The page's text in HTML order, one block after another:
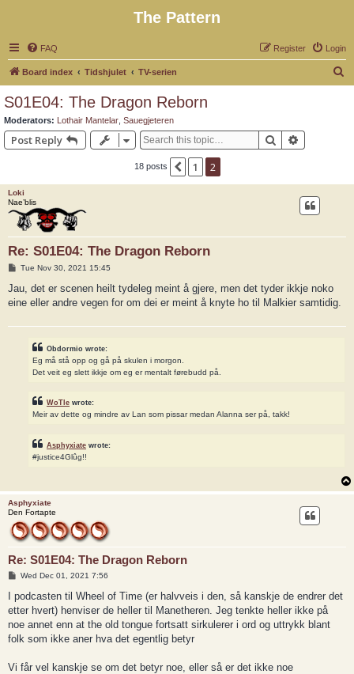
The Pattern
FAQ Login
Register
Board index Tidshjulet TV-serien
S01E04: The Dragon Reborn
Moderators: Lothair Mantelar Sauegjeteren
Post Reply Search
18 posts Previous
1 2
Loki
Nae’blis
Re: S01E04: The Dragon Reborn
P
s
Tue Nov 30, 2021 15:45
Jau, det er scenen heilt tydeleg meint å gjere, men det tyder ikkje noko
eine eller andre vegen for om dei er meint å knyte ho til Malkier samtidig.
Obdormio wrote:
Eg må stå opp og gå på skulen i morgon.
Det veit eg slett ikkje om eg er mentalt førebudd på.
WoTle wrote:
Meir av dette og mindre av Lan som pissar medan Alanna ser på, takk!
Asphyxiate wrote:
#justice4Glûg!!
Asphyxiate
Den Fortapte
Re: S01E04: The Dragon Reborn
P
s
Wed Dec 01, 2021 7:56
I podcasten til Wheel of Time (er halvveis i den, så kanskje de endrer det
etter hvert) henviser de heller til Manetheren. Jeg tenkte heller ikke på
noe annet enn at the old tongue fortsatt sirkulerer i ord og uttrykk blant
folk som ikke aner hva det egentlig betyr
Vi får vel kanskje se om det betyr noe, eller så er det ikke noe